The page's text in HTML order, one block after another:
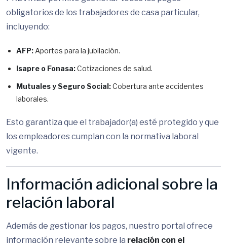
obligatorios de los trabajadores de casa particular,
incluyendo:
AFP: Aportes para la jubilación.
Isapre o Fonasa:Cotizaciones de salud.
Mutuales y Seguro Social:Cobertura ante accidentes
laborales.
Esto garantiza que el trabajador(a) esté protegido y que
los empleadores cumplan con la normativa laboral
vigente.
Información adicional sobre la
relación laboral
Además de gestionar los pagos, nuestro portal ofrece
información relevante sobre la relación con el